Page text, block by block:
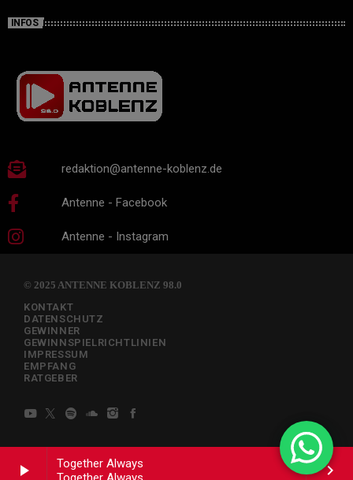
play_arrow
Together Always
keyboard_arrow_right
INFOS
redaktion@antenne-koblenz.de
Antenne - Facebook
Antenne - Instagram
© 2025 ANTENNE KOBLENZ 98.0
KONTAKT
DATENSCHUTZ
GEWINNER
GEWINNSPIELRICHTLINIEN
IMPRESSUM
EMPFANG
RATGEBER